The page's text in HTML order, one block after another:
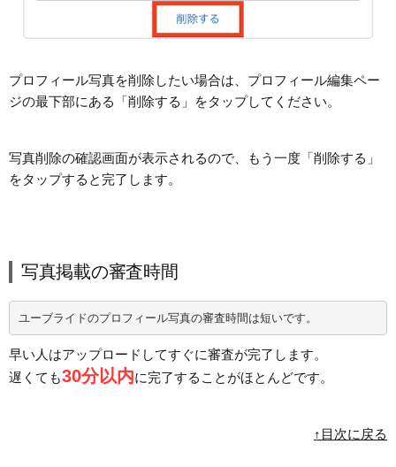
プロフィール写真を削除したい場合は、プロフィール編集ペー
ジの最下部にある「削除する」をタップしてください。
写真削除の確認画面が表示されるので、もう一度「削除する」
をタップすると完了します。
写真掲載の審査時間
ユーブライドのプロフィール写真の審査時間は短いです。
早い人はアップロードしてすぐに審査が完了します。
遅くても30分以内に完了することがほとんどです。
↑目次に戻る